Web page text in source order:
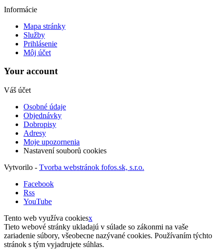
Informácie
Mapa stránky
Služby
Prihlásenie
Môj účet
Your account
Váš účet
Osobné údaje
Objednávky
Dobropisy
Adresy
Moje upozornenia
Nastavení souborů cookies
Vytvorilo - Tvorba webstránok fofos.sk, s.r.o.
Facebook
Rss
YouTube
Tento web využíva cookiesx
Tieto webové stránky ukladajú v súlade so zákonmi na vaše
zariadenie súbory, všeobecne nazývané cookies. Používaním týchto
stránok s tým vyjadrujete súhlas.